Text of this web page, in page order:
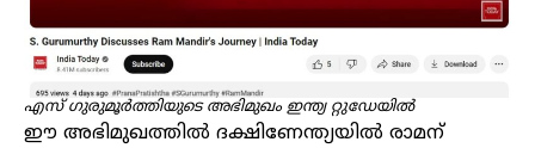
എസ് ​ഗുരുമൂർത്തിയുടെ അഭിമുഖം ഇന്ത്യ റ്റുഡേയിൽ
ഈ അഭിമുഖത്തിൽ ദക്ഷിണേന്ത്യയിൽ രാമന്